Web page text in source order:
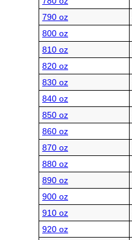
790 oz
800 oz
810 oz
820 oz
830 oz
840 oz
850 oz
860 oz
870 oz
880 oz
890 oz
900 oz
910 oz
920 oz